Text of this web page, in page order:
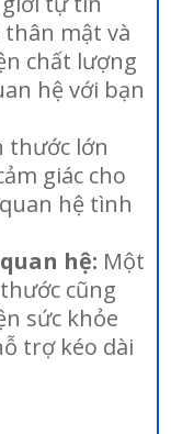
mật và
chất lượng
hệ với bạn
thước lớn
giác cho
hệ tình
hệ: Một
cũng
sức khỏe
trợ kéo dài